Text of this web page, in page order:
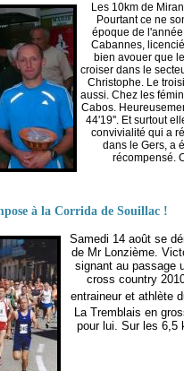
Les 10km de
Pourtant ce ne
époque de
Cabannes,
bien avouer que
croiser dans le
Christophe. Le
aussi. Chez les
Cabos.
44'19''. Et surtout
convivialité qui a
dans le Gers, a
récompensé.
à la Corrida de Souillac !
Samedi 14 août se
de Mr Lonzième.
signant au passage
cross country
entraineur et athlète
La Tremblais en
pour lui. Sur les 6,5